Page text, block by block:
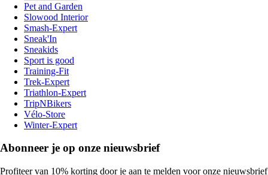
Pet and Garden
Slowood Interior
Smash-Expert
Sneak'In
Sneakids
Sport is good
Training-Fit
Trek-Expert
Triathlon-Expert
TripNBikers
Vélo-Store
Winter-Expert
Abonneer je op onze nieuwsbrief
Profiteer van 10% korting door je aan te melden voor onze nieuwsbrief